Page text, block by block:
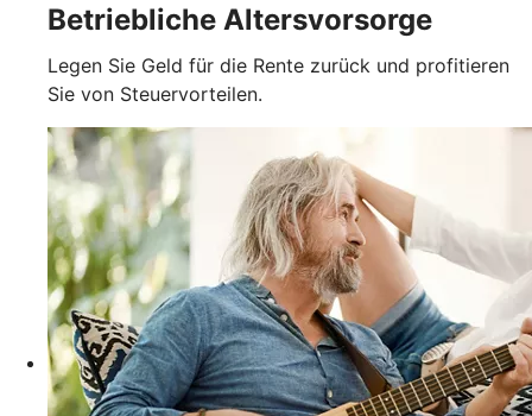
Betriebliche Altersvorsorge
Legen Sie Geld für die Rente zurück und profitieren
Sie von Steuervorteilen.